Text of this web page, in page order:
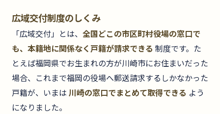
広域交付制度のしくみ
「広域交付」とは、 全国どこの市区町村役場の窓口で
も、本籍地に関係なく戸籍が請求できる 制度です。た
とえば福岡県でお生まれの方が川崎市にお住まいだった
場合、これまで福岡の役場へ郵送請求するしかなかった
戸籍が、いまは 川崎の窓口でまとめて取得できる よう
になりました。